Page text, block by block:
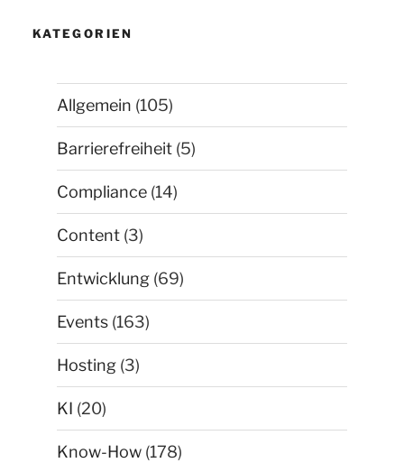
KATEGORIEN
Allgemein (105)
Barrierefreiheit (5)
Compliance (14)
Content (3)
Entwicklung (69)
Events (163)
Hosting (3)
KI (20)
Know-How (178)